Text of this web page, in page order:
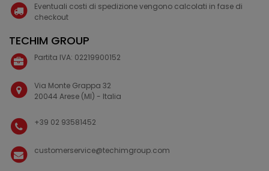
Eventuali costi di spedizione vengono calcolati in fase di
checkout
TECHIM GROUP
Partita IVA: 02219900152
Via Monte Grappa 32
20044 Arese (MI) - Italia
+39 02 93581452
customerservice@techimgroup.com